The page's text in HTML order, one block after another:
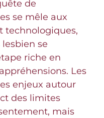
de
se mêle aux
technologiques,
se
riche en
Les
enjeux autour
des limites
mais